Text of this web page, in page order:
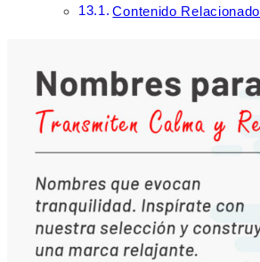
Contenido Relacionado